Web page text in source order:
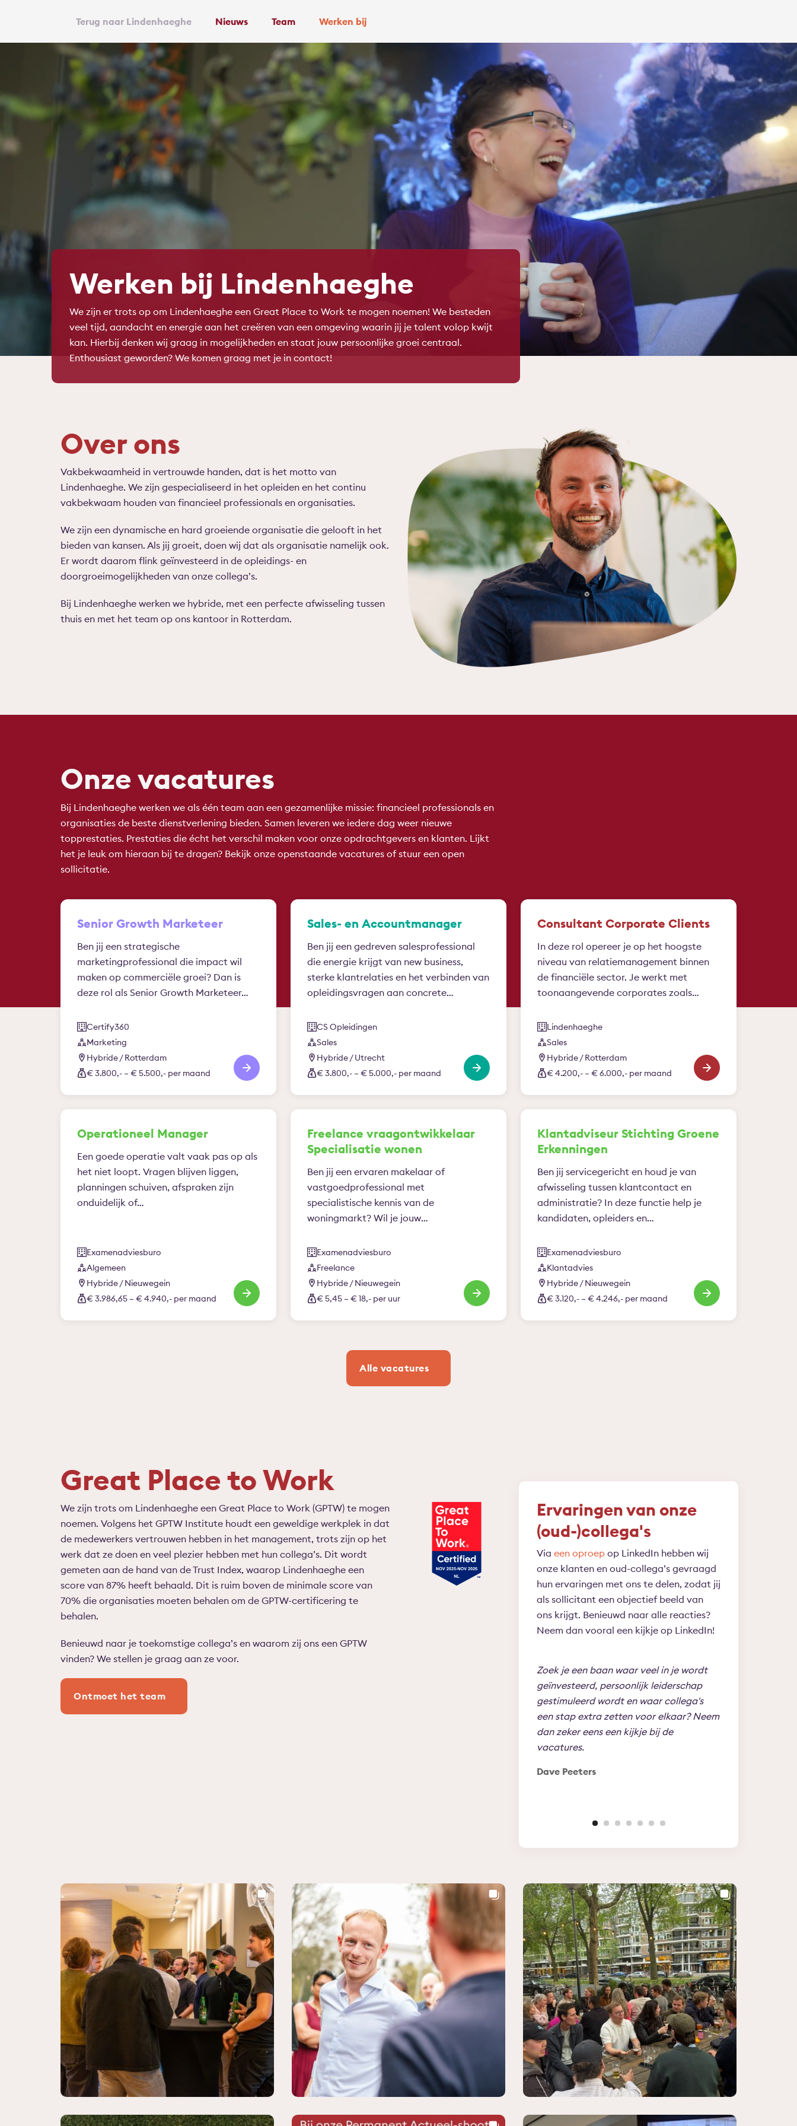
Terug naar Lindenhaeghe Nieuws Team Werken bij
Werken bij Lindenhaeghe
We zijn er trots op om Lindenhaeghe een Great Place to Work te mogen noemen! We besteden
veel tijd, aandacht en energie aan het creëren van een omgeving waarin jij je talent volop kwijt
kan. Hierbij denken wij graag in mogelijkheden en staat jouw persoonlijke groei centraal.
Enthousiast geworden? We komen graag met je in contact!
Over ons
Vakbekwaamheid in vertrouwde handen, dat is het motto van
Lindenhaeghe. We zijn gespecialiseerd in het opleiden en het continu
vakbekwaam houden van financieel professionals en organisaties.
We zijn een dynamische en hard groeiende organisatie die gelooft in het
bieden van kansen. Als jij groeit, doen wij dat als organisatie namelijk ook.
Er wordt daarom flink geïnvesteerd in de opleidings- en
doorgroeimogelijkheden van onze collega’s.
Bij Lindenhaeghe werken we hybride, met een perfecte afwisseling tussen
thuis en met het team op ons kantoor in Rotterdam.
Onze vacatures
Bij Lindenhaeghe werken we als één team aan een gezamenlijke missie: financieel professionals en
organisaties de beste dienstverlening bieden. Samen leveren we iedere dag weer nieuwe
topprestaties. Prestaties die écht het verschil maken voor onze opdrachtgevers en klanten. Lijkt
het je leuk om hieraan bij te dragen? Bekijk onze openstaande vacatures of stuur een open
sollicitatie.
Senior Growth Marketeer
Ben jij een strategische
marketingprofessional die impact wil
maken op commerciële groei? Dan is
deze rol als Senior Growth Marketeer…
Certify360
Marketing
Hybride / Rotterdam
€ 3.800,- – € 5.500,- per maand
Sales- en Accountmanager
Ben jij een gedreven salesprofessional
die energie krijgt van new business,
sterke klantrelaties en het verbinden van
opleidingsvragen aan concrete…
CS Opleidingen
Sales
Hybride / Utrecht
€ 3.800,- – € 5.000,- per maand
Consultant Corporate Clients
In deze rol opereer je op het hoogste
niveau van relatiemanagement binnen
de financiële sector. Je werkt met
toonaangevende corporates zoals
hen een volwaardige strategische
sparringpartner. Je kijkt verder dan de
vraag van vandaag, signaleert
ontwikkelingen en vertaalt deze naar
Lindenhaeghe
Sales
Hybride / Rotterdam
€ 4.200,- – € 6.000,- per maand
Operationeel Manager
Een goede operatie valt vaak pas op als
het niet loopt. Vragen blijven liggen,
planningen schuiven, afspraken zijn
onduidelijk of…
Examenadviesburo
Algemeen
Hybride / Nieuwegein
€ 3.986,65 – € 4.940,- per maand
Freelance vraagontwikkelaar
Specialisatie wonen
Ben jij een ervaren makelaar of
vastgoedprofessional met
specialistische kennis van de
woningmarkt? Wil je jouw
Examenadviesburo
Freelance
Hybride / Nieuwegein
€ 5,45 – € 18,- per uur
Klantadviseur Stichting Groene
Erkenningen
Ben jij servicegericht en houd je van
afwisseling tussen klantcontact en
administratie? In deze functie help je
kandidaten, opleiders en…
Examenadviesburo
Klantadvies
Hybride / Nieuwegein
€ 3.120,- – € 4.246,- per maand
Alle vacatures
Great Place to Work
We zijn trots om Lindenhaeghe een Great Place to Work (GPTW) te mogen
noemen. Volgens het GPTW Institute houdt een geweldige werkplek in dat
de medewerkers vertrouwen hebben in het management, trots zijn op het
werk dat ze doen en veel plezier hebben met hun collega’s. Dit wordt
gemeten aan de hand van de Trust Index, waarop Lindenhaeghe een
score van 87% heeft behaald. Dit is ruim boven de minimale score van
70% die organisaties moeten behalen om de GPTW-certificering te
behalen.
Benieuwd naar je toekomstige collega’s en waarom zij ons een GPTW
vinden? We stellen je graag aan ze voor.
Ontmoet het team
Ervaringen van onze
(oud-)collega's
Via een oproepop LinkedIn hebben wij
onze klanten en oud-collega’s gevraagd
hun ervaringen met ons te delen, zodat jij
als sollicitant een objectief beeld van
ons krijgt. Benieuwd naar alle reacties?
Neem dan vooral een kijkje op LinkedIn!
Zoek je een baan waar veel in je wordt
geïnvesteerd, persoonlijk leiderschap
gestimuleerd wordt en waar collega's
een stap extra zetten voor elkaar? Neem
dan zeker eens een kijkje bij de
vacatures.
Dave Peeters